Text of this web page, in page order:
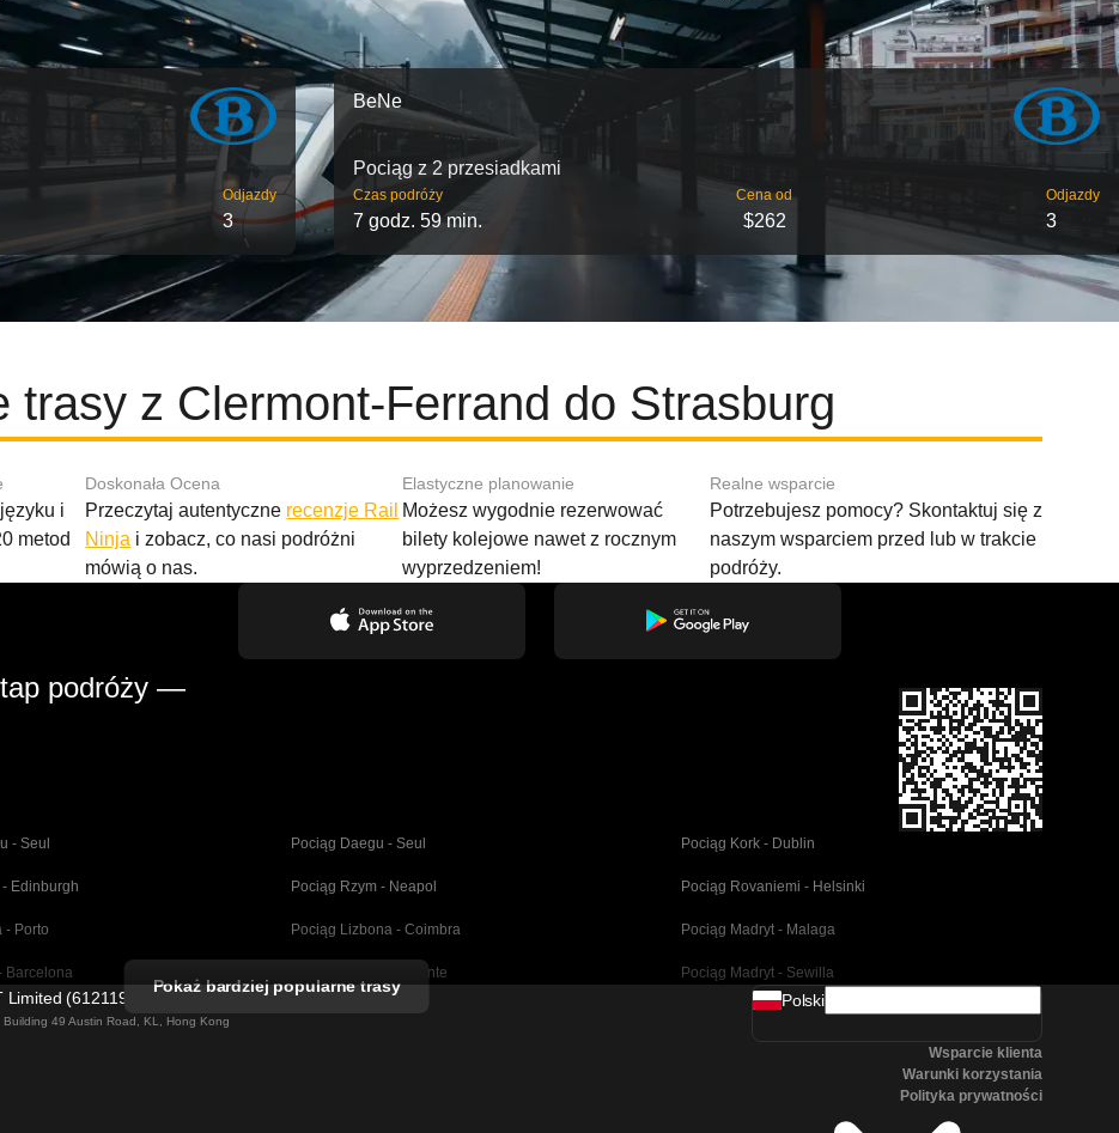
Odjazdy
3
BeNe
Pociąg z 2 przesiadkami
Czas podróży
7 godz. 59 min.
Cena od
$262
Odjazdy
3
trasy z Clermont-Ferrand do Strasburg
i
metod
Doskonała Ocena
Przeczytaj autentyczne recenzje Rail
Ninja i zobacz, co nasi podróżni
mówią o nas.
Elastyczne planowanie
Możesz wygodnie rezerwować
bilety kolejowe nawet z rocznym
wyprzedzeniem!
Realne wsparcie
Potrzebujesz pomocy? Skontaktuj się z
naszym wsparciem przed lub w trakcie
podróży.
podróży —
- Seul Pociąg Daegu - Seul Pociąg Kork - Dublin
Edinburgh Pociąg Rzym - Neapol Pociąg Rovaniemi - Helsinki
- Porto Pociąg Lizbona - Coimbra Pociąg Madryt - Malaga
Barcelona Pociąg Madryt - Alicante Pociąg Madryt - Sewilla
- Madryt Pociąg Barcelona - Malaga
Pokaż bardziej popularne trasy
(61211989)
Building 49 Austin Road, KL, Hong Kong
Polski
Wsparcie klienta
Warunki korzystania
Polityka prywatności